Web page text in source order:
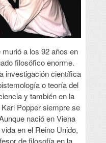
a los 92 años en
filosófico enorme.
investigación científica
o teoría del
y también en la
Popper siempre se
nació en Viena
en el Reino Unido,
de filosofía en la